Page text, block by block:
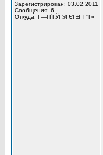
Зарегистрирован: 03.02.2011
Сообщения: 6
Откуда: Г—ГҐГЎГ®ГЄГ±Г Г°Г»